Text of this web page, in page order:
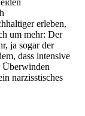
erleben,
um mehr: Der
ja sogar der
dass intensive
Überwinden
narzisstisches